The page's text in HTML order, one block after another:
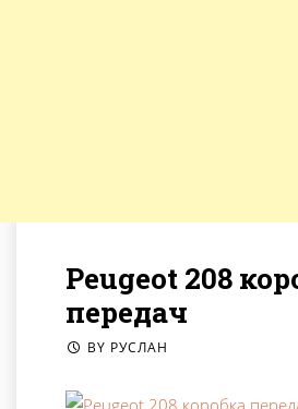
Peugeot 208
передач
BY РУСЛАН